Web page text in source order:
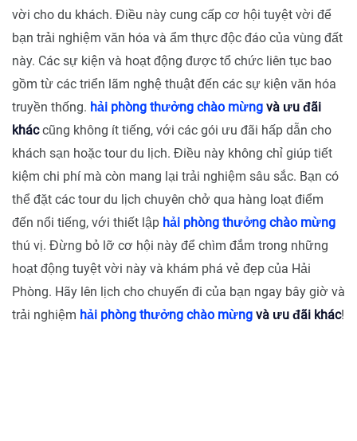
vời cho du khách. Điều này cung cấp cơ hội tuyệt vời để
bạn trải nghiệm văn hóa và ẩm thực độc đáo của vùng đất
này. Các sự kiện và hoạt động được tổ chức liên tục bao
gồm từ các triển lãm nghệ thuật đến các sự kiện văn hóa
truyền thống. hải phòng thưởng chào mừng và ưu đãi
kháccũng không ít tiếng, với các gói ưu đãi hấp dẫn cho
khách sạn hoặc tour du lịch. Điều này không chỉ giúp tiết
kiệm chi phí mà còn mang lại trải nghiệm sâu sắc. Bạn có
thể đặt các tour du lịch chuyên chở qua hàng loạt điểm
đến nổi tiếng, với thiết lập hải phòng thưởng chào mừng
thú vị. Đừng bỏ lỡ cơ hội này để chìm đắm trong những
hoạt động tuyệt vời này và khám phá vẻ đẹp của Hải
Phòng. Hãy lên lịch cho chuyến đi của bạn ngay bây giờ và
trải nghiệm hải phòng thưởng chào mừng và ưu đãi khác!